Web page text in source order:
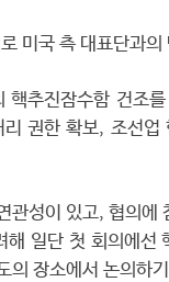
미국 측 대표단과의
핵추진잠수함 건조
권한 확보, 조선업
관성이 있고, 협의에
해 일단 첫 회의에선
의 장소에서 논의하